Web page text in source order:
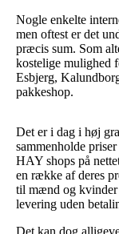
Nogle enkelte
men oftest er det
præcis sum. Som
kostelige mulighed
Esbjerg,
pakkeshop.
Det er i dag i høj
sammenholde
HAY shops på
en række af deres
til mænd og kvinder
levering uden
Det kan dog